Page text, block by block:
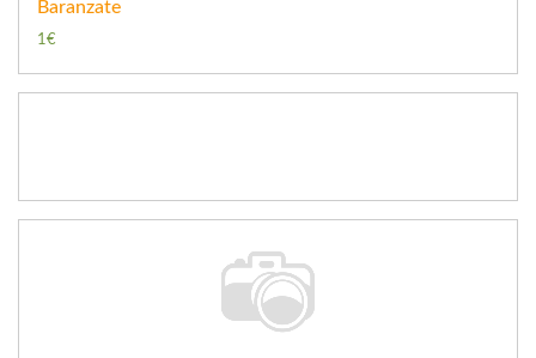
Baranzate
1€